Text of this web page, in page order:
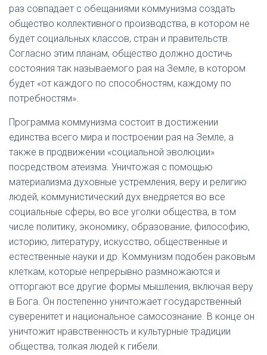
раз совпадает с обещаниями коммунизма создать
общество коллективного производства, в котором не
будет социальных классов, стран и правительств.
Согласно этим планам, общество должно достичь
состояния так называемого рая на Земле, в котором
будет «от каждого по способностям, каждому по
потребностям».
Программа коммунизма состоит в достижении
единства всего мира и построении рая на Земле, а
также в продвижении «социальной эволюции»
посредством атеизма. Уничтожая с помощью
материализма духовные устремления, веру и религию
людей, коммунистический дух внедряется во все
социальные сферы, во все уголки общества, в том
числе политику, экономику, образование, философию,
историю, литературу, искусство, общественные и
естественные науки и др. Коммунизм подобен раковым
клеткам, которые непрерывно размножаются и
отторгают все другие формы мышления, включая веру
в Бога. Он постепенно уничтожает государственный
суверенитет и национальное самосознание. В конце он
уничтожит нравственность и культурные традиции
общества, толкая людей к гибели.